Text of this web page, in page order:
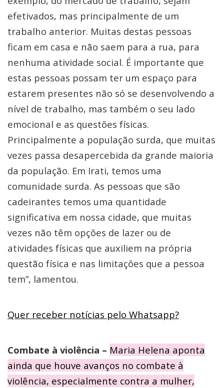
efetivados, mas principalmente de um
trabalho anterior. Muitas destas pessoas
ficam em casa e não saem para a rua, para
nenhuma atividade social. É importante que
estas pessoas possam ter um espaço para
estarem presentes não só se desenvolvendo a
nível de trabalho, mas também o seu lado
emocional e as questões físicas.
Principalmente a população surda, que muitas
vezes passa desapercebida da grande maioria
da população. Em Irati, temos uma
comunidade surda. As pessoas que são
cadeirantes temos uma quantidade
significativa em nossa cidade, que muitas
vezes não têm opções de lazer ou de
atividades físicas que auxiliem na própria
questão física e nas limitações que a pessoa
tem”, lamentou.
Quer receber notícias pelo Whatsapp?
Combate à violência – Maria Helena aponta
ainda que houve avanços no combate à
violência, especialmente contra a mulher,